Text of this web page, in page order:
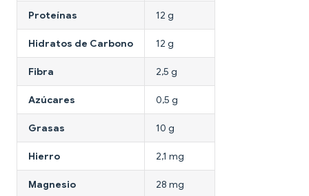
Proteínas 12 g
Hidratos de Carbono 12 g
Fibra 2,5 g
Azúcares 0,5 g
Grasas 10 g
Hierro 2,1 mg
Magnesio 28 mg